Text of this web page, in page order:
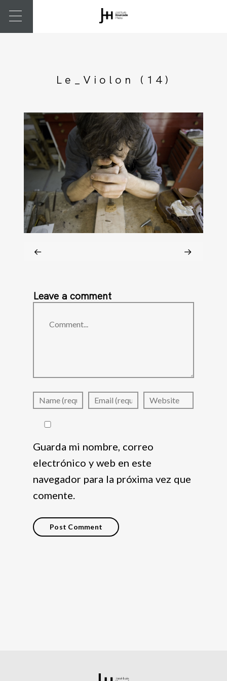
Le_Violon (14)
Leave a comment
Guarda mi nombre, correo
electrónico y web en este
navegador para la próxima vez que
comente.